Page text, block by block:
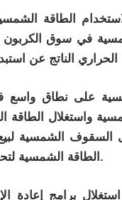
الطاقة
في سوق
على نطاق واسع
واستغلال الطاقة
السقوف الشمسية
الطاقة الشمسية لتحقيق تنمية زراعية مستدامة.
برامج إعادة